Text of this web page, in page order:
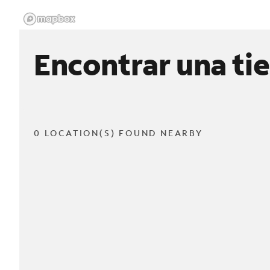
Encontrar una
0 LOCATION(S) FOUND NEARBY